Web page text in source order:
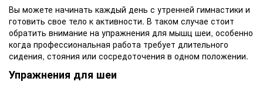
Вы можете начинать каждый день с утренней гимнастики и
готовить свое тело к активности. В таком случае стоит
обратить внимание на упражнения для мышц шеи, особенно
когда профессиональная работа требует длительного
сидения, стояния или сосредоточения в одном положении.
Упражнения для шеи